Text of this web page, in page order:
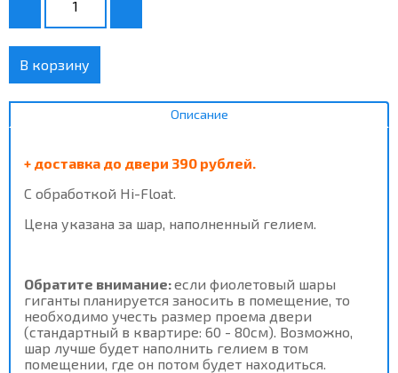
В корзину
Описание
+ доставка до двери 390 рублей.
С обработкой Hi-Float.
Цена указана за шар, наполненный гелием.
Обратите внимание:если фиолетовый шары
гиганты планируется заносить в помещение, то
необходимо учесть размер проема двери
(стандартный в квартире: 60 - 80см). Возможно,
шар лучше будет наполнить гелием в том
помещении, где он потом будет находиться